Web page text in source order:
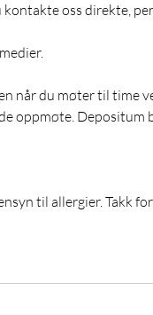
oss direkte,
når du møter til time
oppmøte. Depositum
til allergier. Takk